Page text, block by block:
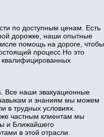
по доступным ценам. Есть
дорожке, наши опытные
помощь на дороге, чтобы
процесс.Но это
Все наши эвакуационные
и знаниям мы можем
в трудных условиях.
частным клиентам мы
и Ближайшего
в этой отрасли.